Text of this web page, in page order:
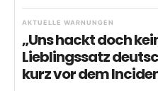
AKTUELLE WARNUNGEN
„Uns hackt doch
Lieblingssatz
kurz vor dem